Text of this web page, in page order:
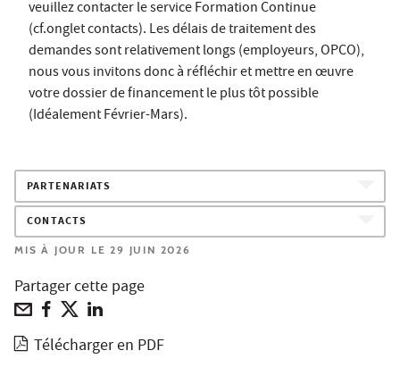
veuillez contacter le service Formation Continue
(cf.onglet contacts). Les délais de traitement des
demandes sont relativement longs (employeurs, OPCO),
nous vous invitons donc à réfléchir et mettre en œuvre
votre dossier de financement le plus tôt possible
(Idéalement Février-Mars).
PARTENARIATS
CONTACTS
MIS À JOUR LE 29 JUIN 2026
Partager cette page
Télécharger en PDF